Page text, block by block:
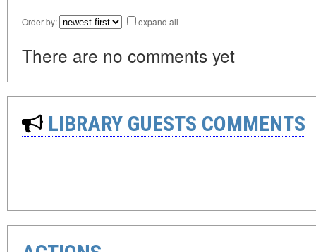
Order by: expand all
There are no comments yet
LIBRARY GUESTS COMMENTS